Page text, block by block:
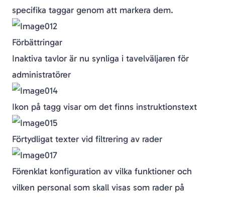
specifika taggar genom att markera dem.
Förbättringar
Inaktiva tavlor är nu synliga i tavelväljaren för
administratörer
Ikon på tagg visar om det finns instruktionstext
Förtydligat texter vid filtrering av rader
Förenklat konfiguration av vilka funktioner och
vilken personal som skall visas som rader på